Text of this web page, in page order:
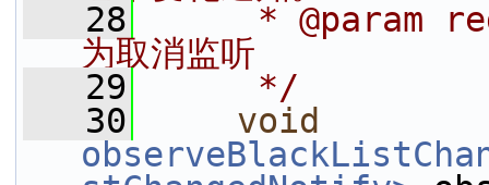
   28
* @param
为取消监听
   29
     */
   30
void